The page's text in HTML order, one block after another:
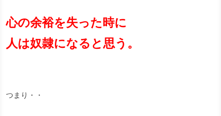
心の余裕を失った時に
人は奴隷になると思う。
つまり・・